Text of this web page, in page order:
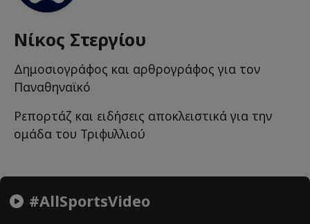
Νίκος Στεργίου
Δημοσιογράφος και αρθρογράφος για τον
Παναθηναϊκό
Ρεπορτάζ και ειδήσεις αποκλειστικά για την
ομάδα του Τριφυλλιού
#AllSportsVideo